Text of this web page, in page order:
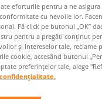
conținutul
eforturile pentru a ne
cu nevoile lor.
Fă click pe butonul „OK”
pentru a pregăti conținut
și intereselor tale, reclame
cookie, accesând butonul
preferințelor tale, alege